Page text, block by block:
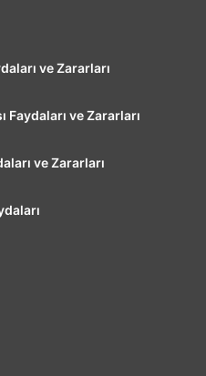
ve Zararları
ve Zararları
ve Zararları